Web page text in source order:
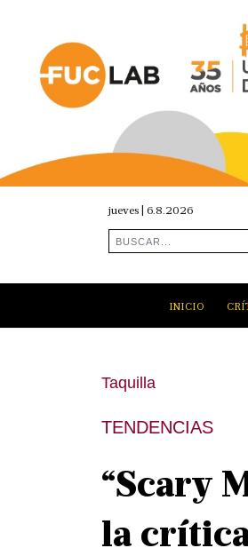
jueves | 6.8.2026
INICIO
Taquilla
TENDENCIAS
“Scary
la